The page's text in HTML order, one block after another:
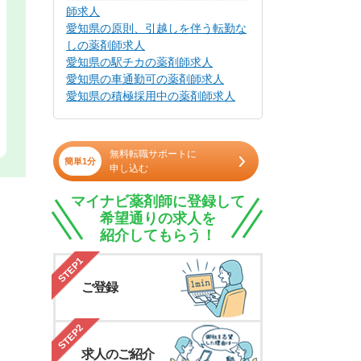
師求人
愛知県の原則、引越しを伴う転勤な
しの薬剤師求人
愛知県の駅チカの薬剤師求人
愛知県の車通勤可の薬剤師求人
愛知県の積極採用中の薬剤師求人
簡単1分
無料転職サポートに
申し込む
マイナビ薬剤師に登録して
希望通りの求人を
紹介してもらう！
STEP1
ご登録
STEP2
求人のご紹介